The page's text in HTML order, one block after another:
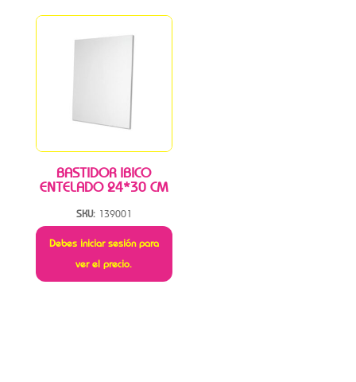
BASTIDOR IBICO
ENTELADO 24*30 CM
SKU: 139001
Debes iniciar sesión para
ver el precio.